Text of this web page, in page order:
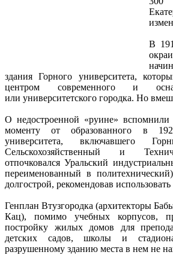
В
здания Горного университета,
центром современного и
или университетского городка. Но
О недостроенной «руине»
моменту от образованного в
университета, включавшего
Сельскохозяйственный и
отпочковался Уральский
переименованный в
долгострой, рекомендовав
Генплан Втузгородка (архитекторы
Кац), помимо учебных корпусов,
постройку жилых домов для
детских садов, школы и
разрушенному зданию места в нем не